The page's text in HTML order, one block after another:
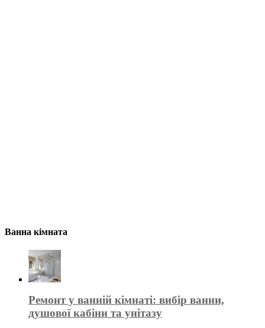
Ванна кімната
Ремонт у ванній кімнаті: вибір ванни,
душової кабіни та унітазу